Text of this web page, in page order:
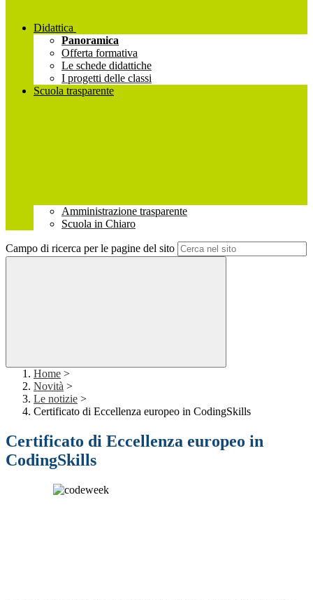
Didattica
Panoramica
Offerta formativa
Le schede didattiche
I progetti delle classi
Scuola trasparente
Amministrazione trasparente
Scuola in Chiaro
Campo di ricerca per le pagine del sito
Home >
Novità >
Le notizie >
Certificato di Eccellenza europeo in CodingSkills
Certificato di Eccellenza europeo in
CodingSkills